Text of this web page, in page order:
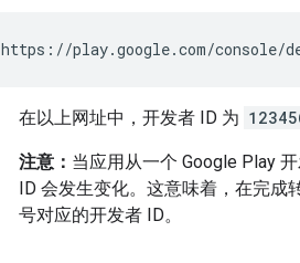
https://play.google.com/console/
在以上网址中，开发者 ID 为
注意： 当应用从一个 Google Play
ID 会发生变化。这意味着，在完成
号对应的开发者 ID。